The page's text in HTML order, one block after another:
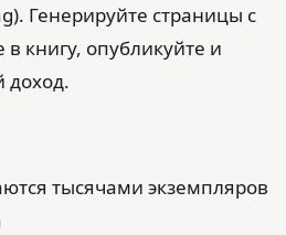
Генерируйте страницы с
в книгу, опубликуйте и
доход.
тысячами экземпляров